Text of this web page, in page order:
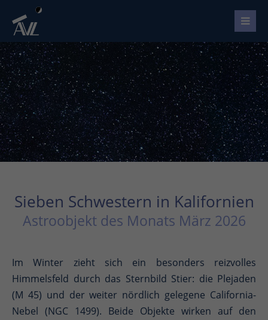
Sieben Schwestern in Kalifornien
Astroobjekt des Monats März 2026
Im Winter zieht sich ein besonders reizvolles
Himmelsfeld durch das Sternbild Stier: die Plejaden
(M 45) und der weiter nördlich gelegene California-
Nebel (NGC 1499). Beide Objekte wirken auf den